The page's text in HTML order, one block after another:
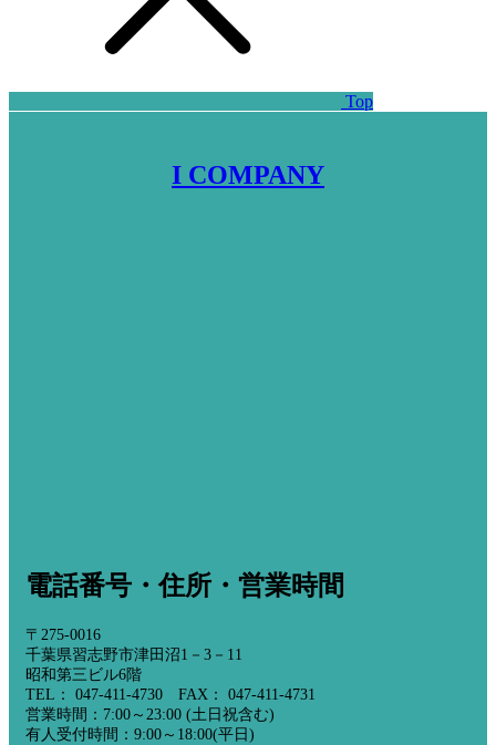
Top
I COMPANY
電話番号・住所・営業時間
〒275-0016
千葉県習志野市津田沼1－3－11
昭和第三ビル6階
TEL： 047-411-4730 FAX： 047-411-4731
営業時間：7:00～23:00 (土日祝含む)
有人受付時間：9:00～18:00(平日)